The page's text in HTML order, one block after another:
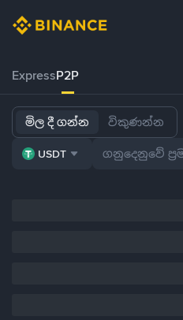
ExpressP2P
මිල දී ගන්න විකුණන්න
USDT